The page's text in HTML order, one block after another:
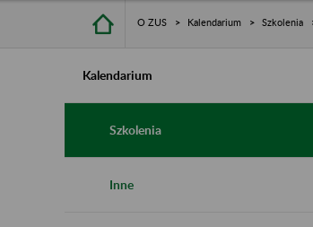
O ZUS Kalendarium Szkolenia
Kalendarium
Szkolenia
Inne